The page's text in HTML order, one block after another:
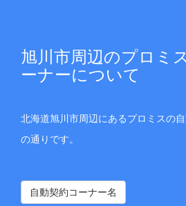
旭川市周辺のプロミ
ーナーについて
北海道旭川市周辺にあるプロミスの
の通りです。
自動契約コーナー名